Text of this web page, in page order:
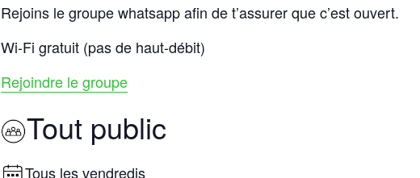
Rejoins le groupe whatsapp afin de t’assurer que c’est ouvert.
Wi-Fi gratuit (pas de haut-débit)
Rejoindre le groupe
Tout public
Tous les vendredis